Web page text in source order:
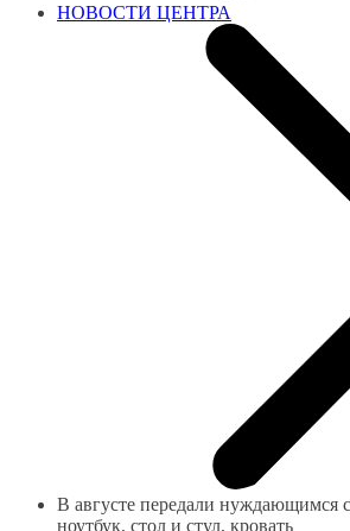
НОВОСТИ ЦЕНТРА
В августе передали нуждающимся
ноутбук, стол и стул, кровать